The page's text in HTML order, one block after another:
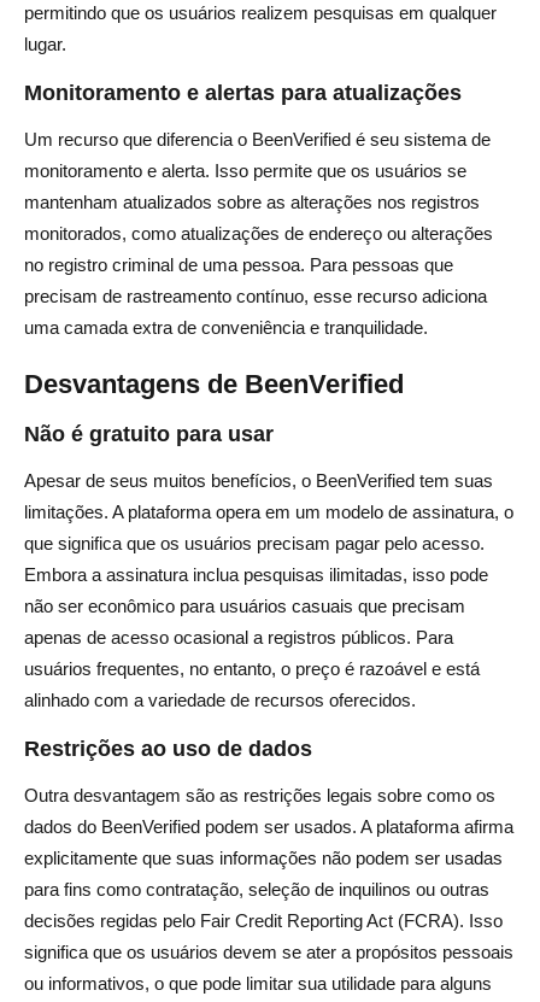
permitindo que os usuários realizem pesquisas em qualquer
lugar.
Monitoramento e alertas para atualizações
Um recurso que diferencia o BeenVerified é seu sistema de
monitoramento e alerta. Isso permite que os usuários se
mantenham atualizados sobre as alterações nos registros
monitorados, como atualizações de endereço ou alterações
no registro criminal de uma pessoa. Para pessoas que
precisam de rastreamento contínuo, esse recurso adiciona
uma camada extra de conveniência e tranquilidade.
Desvantagens de BeenVerified
Não é gratuito para usar
Apesar de seus muitos benefícios, o BeenVerified tem suas
limitações. A plataforma opera em um modelo de assinatura, o
que significa que os usuários precisam pagar pelo acesso.
Embora a assinatura inclua pesquisas ilimitadas, isso pode
não ser econômico para usuários casuais que precisam
apenas de acesso ocasional a registros públicos. Para
usuários frequentes, no entanto, o preço é razoável e está
alinhado com a variedade de recursos oferecidos.
Restrições ao uso de dados
Outra desvantagem são as restrições legais sobre como os
dados do BeenVerified podem ser usados. A plataforma afirma
explicitamente que suas informações não podem ser usadas
para fins como contratação, seleção de inquilinos ou outras
decisões regidas pelo Fair Credit Reporting Act (FCRA). Isso
significa que os usuários devem se ater a propósitos pessoais
ou informativos, o que pode limitar sua utilidade para alguns